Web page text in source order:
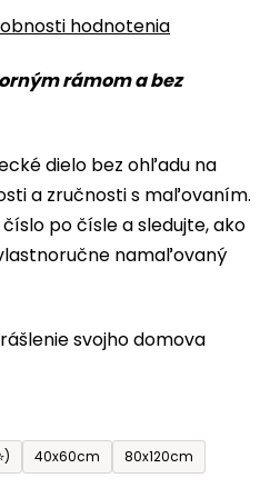
rámom a bez
dielo bez ohľadu na
a zručnosti s maľovaním.
po čísle a sledujte, ako
namaľovaný
svojho domova
40x60cm 80x120cm
hodnotenia